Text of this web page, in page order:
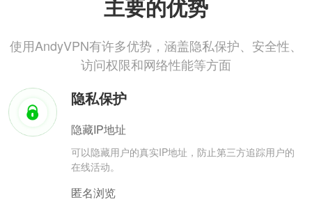
主要的优势
使用AndyVPN有许多优势，涵盖隐私保护、安全性、
访问权限和网络性能等方面
隐私保护
隐藏IP地址
可以隐藏用户的真实IP地址，防止第三方追踪用户的
在线活动。
匿名浏览